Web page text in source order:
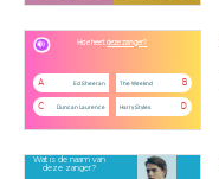
Hoe heetdeze zanger?
A Ed Sheeran B
The Weeknd
C Duncan Laurence D
Harry Styles
Wat is de naam van
deze zanger?